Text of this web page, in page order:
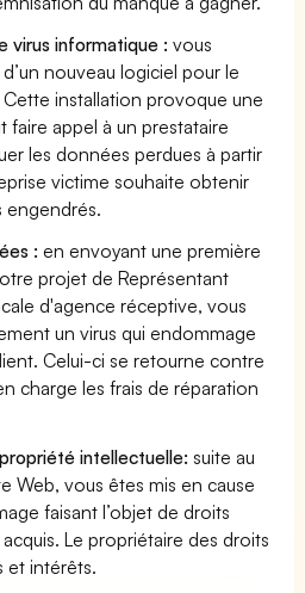
virus informatique : vous
nouveau logiciel pour le
installation provoque une
faire appel à un prestataire
les données perdues à partir
victime souhaite obtenir
engendrés.
: en envoyant une première
projet de Représentant
d'agence réceptive, vous
un virus qui endommage
Celui-ci se retourne contre
charge les frais de réparation
intellectuelle: suite au
Web, vous êtes mis en cause
faisant l’objet de droits
acquis. Le propriétaire des droits
et intérêts.